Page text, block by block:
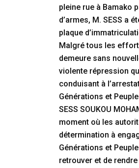
pleine rue à Bamako
d’armes, M. SESS a
plaque
Malgré tous les
demeure sans
violente répression
conduisant à
Générations et
SESS SOUKOU
moment où les
détermination à
Générations et
retrouver et de